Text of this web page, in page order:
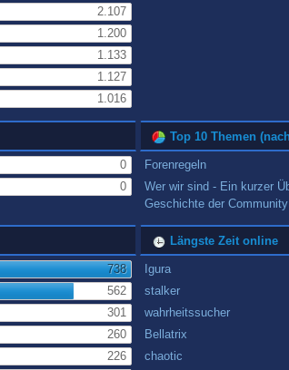
2.107
1.200
1.133
1.127
1.016
0
0
Top 10 Themen
Forenregeln
Wer wir sind - Ein kurzer
Geschichte der Community
738
562
301
260
226
Längste Zeit online
Igura
stalker
wahrheitssucher
Bellatrix
chaotic